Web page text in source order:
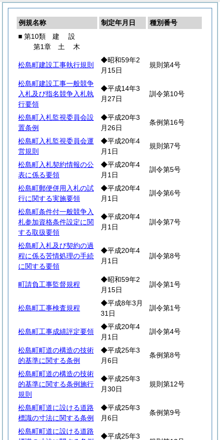
例規名称 制定年月日
種別番号
■ 第10類 建 設
第1章 土 木
松島町建設工事執行規則
◆昭和59年2
月15日
規則第4号
松島町建設工事一般競争
入札及び指名競争入札執
行要領
◆平成14年3
月27日
訓令第10号
松島町入札監視委員会設
置条例
◆平成20年3
月26日
条例第16号
松島町入札監視委員会運
営規則
◆平成20年4
月1日
規則第7号
松島町入札契約情報の公
表に係る要領
◆平成20年4
月1日
訓令第5号
松島町郵便併用入札の試
行に関する実施要領
◆平成20年4
月1日
訓令第6号
松島町条件付一般競争入
札参加資格条件設定に関
する取扱要領
◆平成20年4
月1日
訓令第7号
松島町入札及び契約の過
程に係る苦情処理の手続
に関する要領
◆平成20年4
月1日
訓令第8号
町請負工事監督規程
◆昭和59年2
月15日
訓令第1号
松島町工事検査規程
◆平成8年3月
31日
訓令第1号
松島町工事成績評定要領
◆平成20年4
月1日
訓令第4号
松島町町道の構造の技術
的基準に関する条例
◆平成25年3
月6日
条例第8号
松島町町道の構造の技術
的基準に関する条例施行
規則
◆平成25年3
月30日
規則第12号
松島町町道に設ける道路
標識の寸法に関する条例
◆平成25年3
月6日
条例第9号
松島町町道に設ける道路
◆平成25年3